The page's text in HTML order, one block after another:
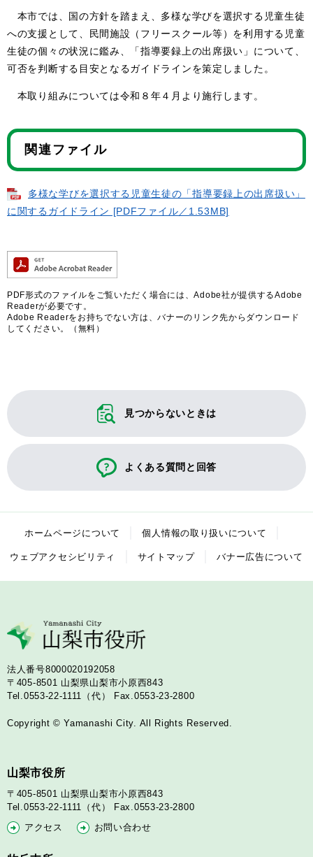
本市では、国の方針を踏まえ、多様な学びを選択する児童生徒
への支援として、民間施設（フリースクール等）を利用する児童
生徒の個々の状況に鑑み、「指導要録上の出席扱い」について、
可否を判断する目安となるガイドラインを策定しました。
本取り組みについては令和８年４月より施行します。
関連ファイル
多様な学びを選択する児童生徒の「指導要録上の出席扱い」
に関するガイドライン [PDFファイル／1.53MB]
PDF形式のファイルをご覧いただく場合には、Adobe社が提供するAdobe
Readerが必要です。
Adobe Readerをお持ちでない方は、バナーのリンク先からダウンロード
してください。（無料）
見つからないときは
よくある質問と回答
ホームページについて 個人情報の取り扱いについて
ウェブアクセシビリティ サイトマップ バナー広告について
法人番号8000020192058
〒405-8501 山梨県山梨市小原西843
Tel.0553-22-1111（代）
Fax.0553-23-2800
Copyright © Yamanashi City. All Rights Reserved.
山梨市役所
〒405-8501 山梨県山梨市小原西843
Tel.0553-22-1111（代）
Fax.0553-23-2800
アクセス
お問い合わせ